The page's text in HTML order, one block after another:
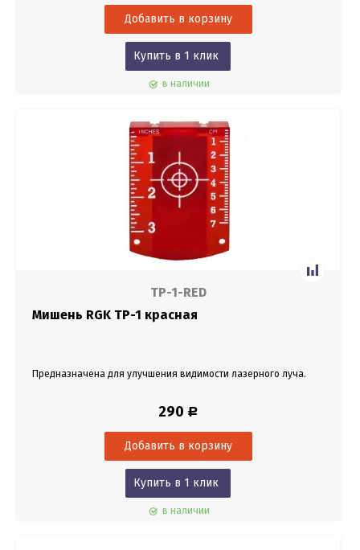
Купить в 1 клик
в наличии
TP-1-RED
Мишень RGK TP-1 красная
Предназначена для улучшения видимости лазерного луча.
290 Р
Купить в 1 клик
в наличии